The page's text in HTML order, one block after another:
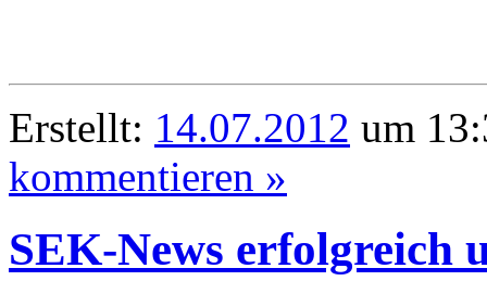
Erstellt: 14.07.2012 um
kommentieren »
SEK-News erfolgreich